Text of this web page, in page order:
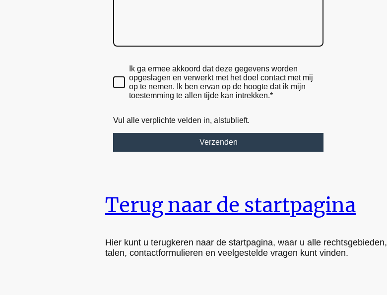
Ik ga ermee akkoord dat deze gegevens worden
opgeslagen en verwerkt met het doel contact met mij
op te nemen. Ik ben ervan op de hoogte dat ik mijn
toestemming te allen tijde kan intrekken.*
Vul alle verplichte velden in, alstublieft.
Verzenden
Terug naar de startpagina
Hier kunt u terugkeren naar de startpagina, waar u alle rechtsgebieden,
talen, contactformulieren en veelgestelde vragen kunt vinden.